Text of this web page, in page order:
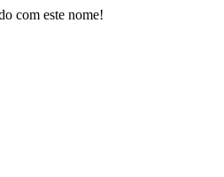
com este nome!